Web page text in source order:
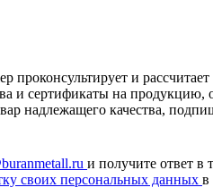
и рассчитает
и сертификаты на
надлежащего качества,
и получите ответ в
своих персональных данных в